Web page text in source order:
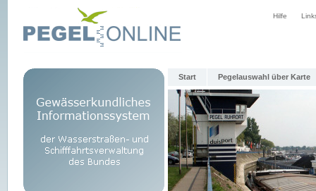
Hilfe
Start Pegelauswahl über Karte